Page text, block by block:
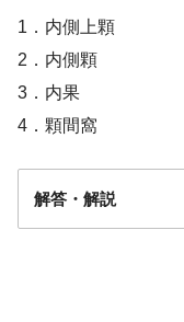
1．内側上顆
2．内側顆
3．内果
4．顆間窩
解答・解説